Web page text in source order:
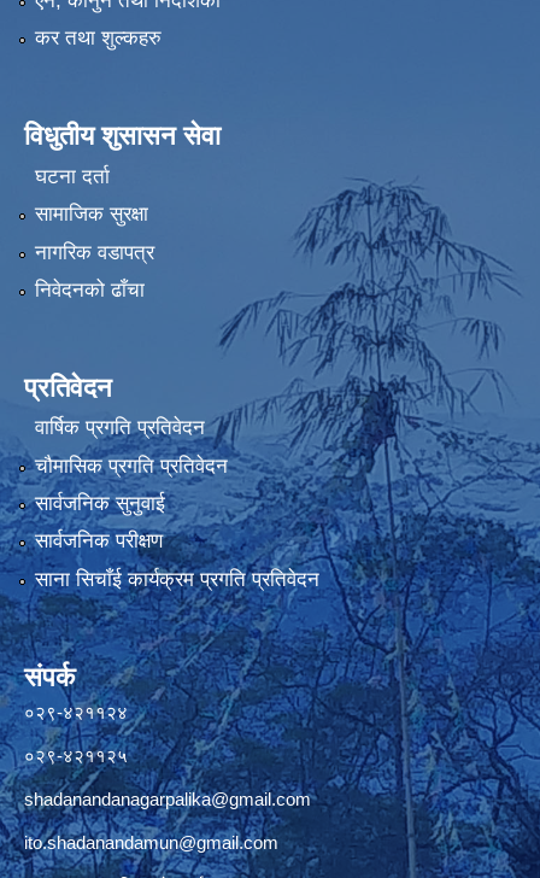
कर तथा शुल्कहरु
विधुतीय शुसासन सेवा
घटना दर्ता
सामाजिक सुरक्षा
नागरिक वडापत्र
निवेदनको ढाँचा
प्रतिवेदन
वार्षिक प्रगति प्रतिवेदन
चौमासिक प्रगति प्रतिवेदन
सार्वजनिक सुनुवाई
सार्वजनिक परीक्षण
साना सिचाँई कार्यक्रम प्रगति प्रतिवेदन
संपर्क
०२९-४२११२४
०२९-४२११२५
shadanandanagarpalika@gmail.com
ito.shadanandamun@gmail.com